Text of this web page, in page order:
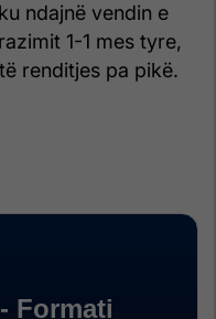
ndajnë vendin e
1-1 mes tyre,
renditjes pa pikë.